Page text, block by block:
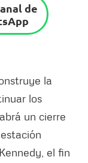
de
la
los
un cierre
el fin